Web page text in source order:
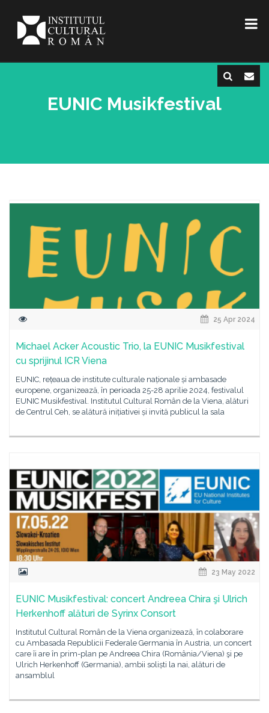
EUNIC Musikfestival
25 Apr 2024
Michael Acker Acoustic Trio, la EUNIC Musikfestival
cu sprijinul ICR Viena
EUNIC, rețeaua de institute culturale naționale și ambasade
europene, organizează, în perioada 25-28 aprilie 2024, festivalul
EUNIC Musikfestival. Institutul Cultural Român de la Viena, alături
de Centrul Ceh, se alătură inițiativei și invită publicul la sala
23 May 2022
EUNIC Musikfestival: concert Andreea Chira şi Ulrich
Herkenhoff alături de Syrinx Consort
Institutul Cultural Român de la Viena organizează, în colaborare
cu Ambasada Republicii Federale Germania în Austria, un concert
care îi are în prim-plan pe Andreea Chira (România/Viena) şi pe
Ulrich Herkenhoff (Germania), ambii soliști la nai, alături de
ansamblul